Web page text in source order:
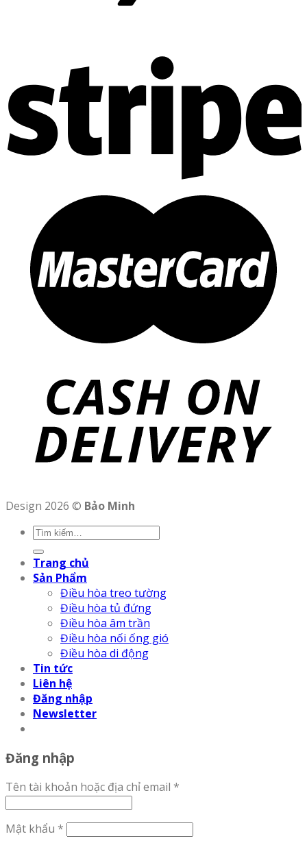
Design 2026 © Bảo Minh
Trang chủ
Sản Phẩm
Điều hòa treo tường
Điều hòa tủ đứng
Điều hòa âm trần
Điều hòa nối ống gió
Điều hòa di động
Tin tức
Liên hệ
Đăng nhập
Newsletter
Đăng nhập
Tên tài khoản hoặc địa chỉ email *
Mật khẩu *